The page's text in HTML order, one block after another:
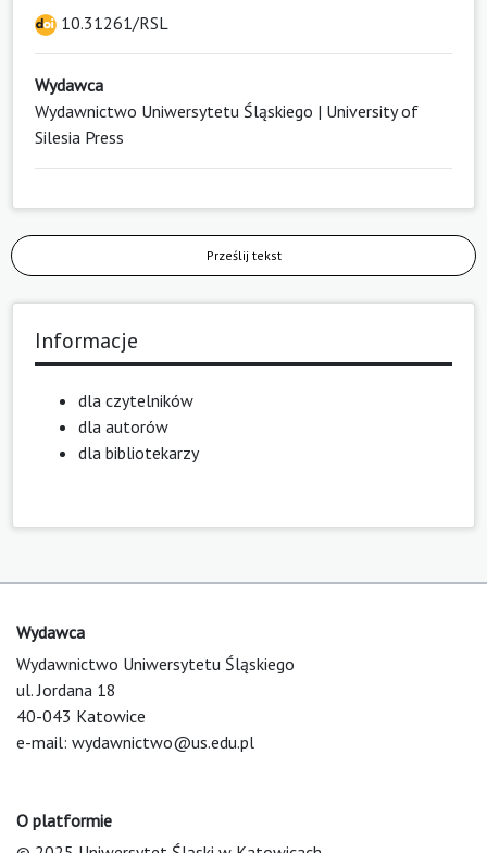
10.31261/RSL
Wydawca
Wydawnictwo Uniwersytetu Śląskiego | University of
Silesia Press
Prześlij tekst
Informacje
dla czytelników
dla autorów
dla bibliotekarzy
Wydawca
Wydawnictwo Uniwersytetu Śląskiego
ul. Jordana 18
40-043 Katowice
e-mail: wydawnictwo@us.edu.pl
O platformie